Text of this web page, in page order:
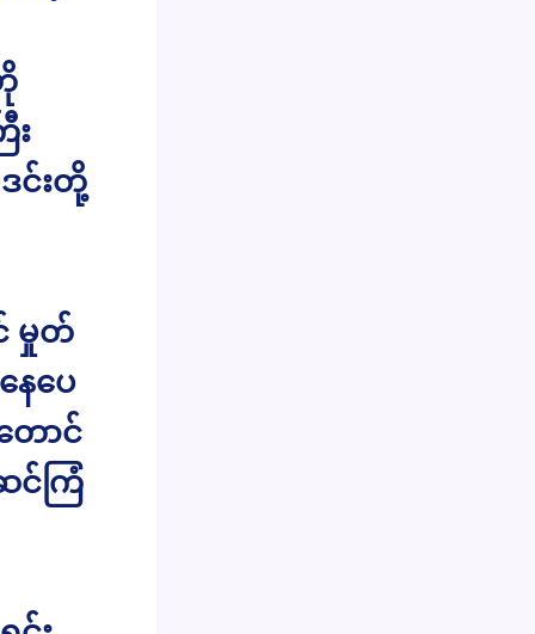
း
င်းတို့
မှုတ်
ေပေ
ောင်
င်ကြံ